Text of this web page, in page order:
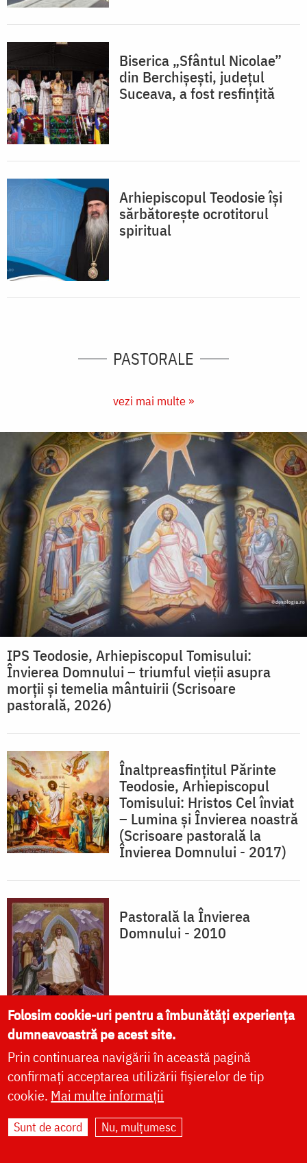
Biserica „Sfântul Nicolae”
din Berchișești, județul
Suceava, a fost resfințită
Arhiepiscopul Teodosie îşi
sărbătoreşte ocrotitorul
spiritual
PASTORALE
vezi mai multe »
IPS Teodosie, Arhiepiscopul Tomisului:
Învierea Domnului – triumful vieții asupra
morții și temelia mântuirii (Scrisoare
pastorală, 2026)
Înaltpreasfințitul Părinte
Teodosie, Arhiepiscopul
Tomisului: Hristos Cel înviat
– Lumina și Învierea noastră
(Scrisoare pastorală la
Învierea Domnului - 2017)
Pastorală la Învierea
Domnului - 2010
Folosim cookie-uri pentru a îmbunătăți experiența
dumneavoastră pe acest site.
Prin continuarea navigării în această pagină
confirmați acceptarea utilizării fișierelor de tip
cookie. Mai multe informații
Sunt de acord Nu, mulțumesc